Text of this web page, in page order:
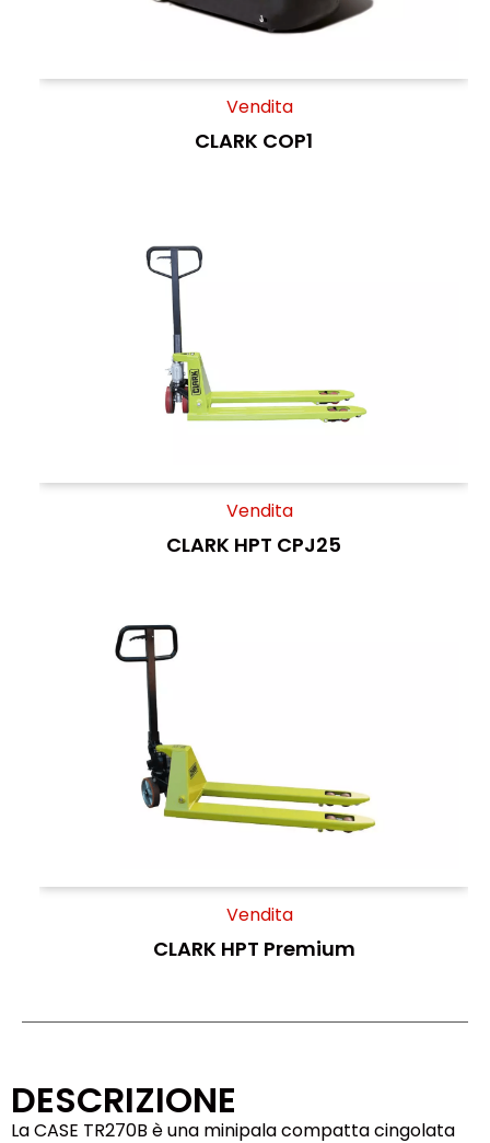
Vendita
CLARK COP1
Vendita
CLARK HPT CPJ25
Vendita
CLARK HPT Premium
DESCRIZIONE
La CASE TR270B è una minipala compatta cingolata